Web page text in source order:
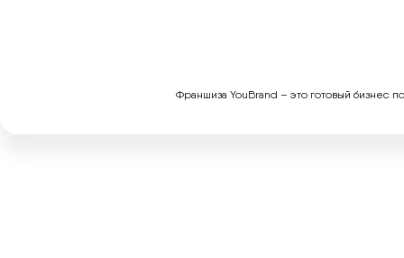
Франшиза YouBrand – это готовый бизнес